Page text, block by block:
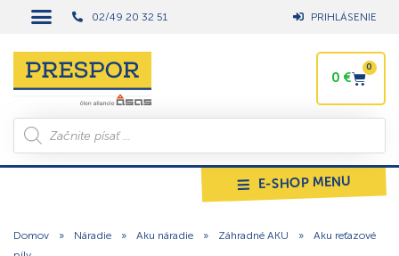
02/49 20 32 51 PRIHLÁSENIE
0 €
0
E-SHOP MENU
Domov » Náradie » Aku náradie » Záhradné AKU »
Aku reťazové